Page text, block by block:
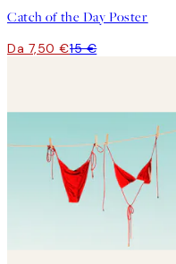
Catch of the Day Poster
Da 7,50 €15 €